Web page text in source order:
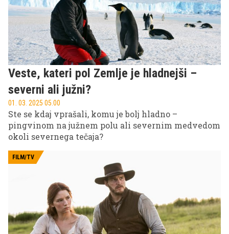
Veste, kateri pol Zemlje je hladnejši –
severni ali južni?
01. 03. 2025 05.00
Ste se kdaj vprašali, komu je bolj hladno –
pingvinom na južnem polu ali severnim medvedom
okoli severnega tečaja?
FILM/TV